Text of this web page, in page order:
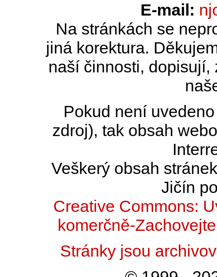
E-mail:
Na stránkách se
jiná korektura.
naší činnosti,
Pokud není
zdroj), tak obsah
Veškerý obsah
Jičín
Creative Commons:
komerčně-
Stránky jsou